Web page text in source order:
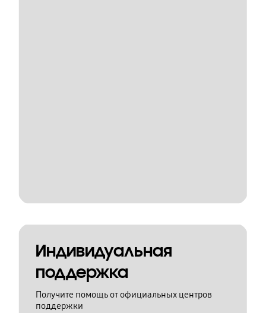
Индивидуальная
поддержка
Получите помощь от официальных центров
поддержки